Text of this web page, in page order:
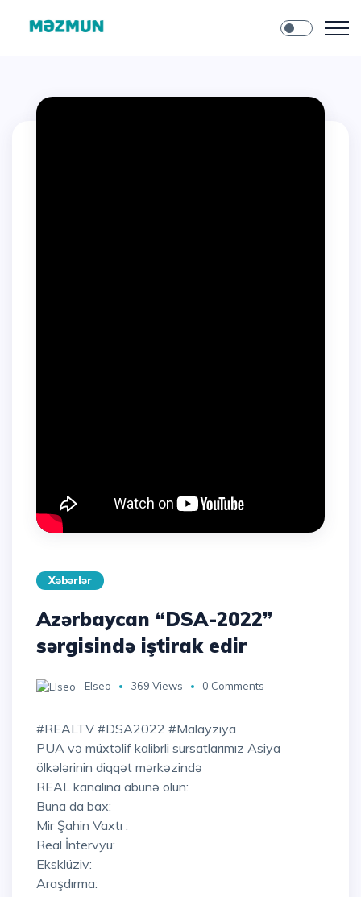
Xəbərlər
Azərbaycan “DSA-2022”
sərgisində iştirak edir
Elseo 369 Views 0 Comments
#REALTV #DSA2022 #Malayziya
PUA və müxtəlif kalibrli sursatlarımız Asiya
ölkələrinin diqqət mərkəzində
REAL kanalına abunə olun:
Buna da bax:
Mir Şahin Vaxtı :
Real İntervyu:
Eksklüziv:
Araşdırma: